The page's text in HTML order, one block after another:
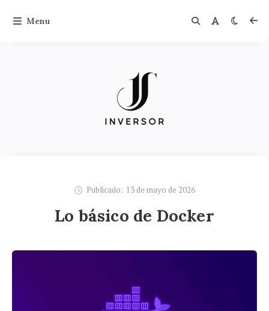
Publicado: 13 de mayo de 2026
Lo básico de Docker
Menu